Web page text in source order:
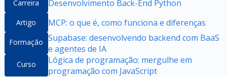
Carreira Desenvolvimento Back-End Python
Artigo MCP: o que é, como funciona e diferenças
Formação Supabase: desenvolvendo backend com BaaS
e agentes de IA
Curso
Lógica de programação: mergulhe em
programação com JavaScript